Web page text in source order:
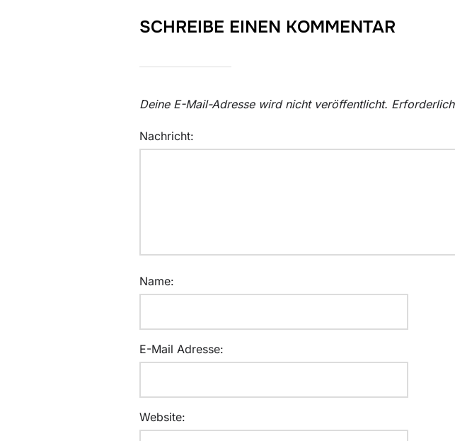
SCHREIBE EINEN KOMMENTAR
Deine E-Mail-Adresse wird nicht veröffentlicht.
Nachricht:
Name:
E-Mail Adresse:
Website: